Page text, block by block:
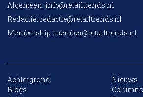
Algemeen: info@retailtrends.nl
Redactie: redactie@retailtrends.nl
Membership: member@retailtrends.nl
Achtergrond
Nieuws
Blogs
Columns
10 collega’s